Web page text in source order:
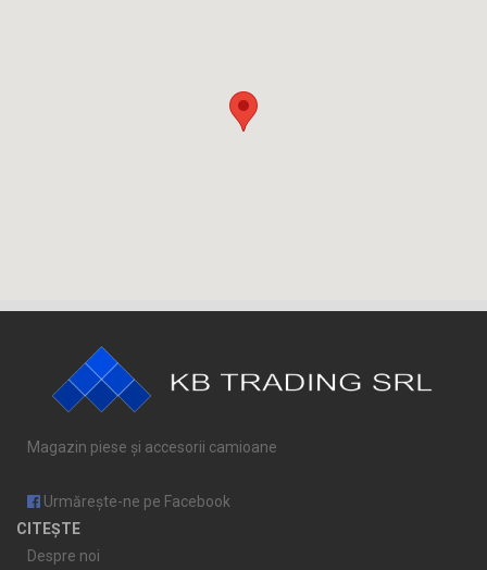
Magazin piese și accesorii camioane
Urmărește-ne pe Facebook
CITEȘTE
Despre noi